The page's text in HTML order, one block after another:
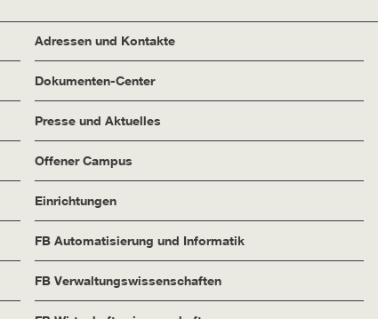
Adressen und Kontakte
Dokumenten-Center
Presse und Aktuelles
Offener Campus
Einrichtungen
FB Automatisierung und Informatik
FB Verwaltungswissenschaften